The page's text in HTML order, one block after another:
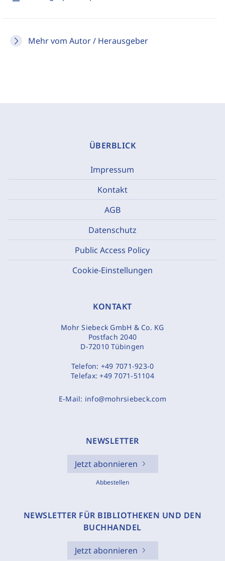
Mehr vom Autor / Herausgeber
ÜBERBLICK
Impressum
Kontakt
AGB
Datenschutz
Public Access Policy
Cookie-Einstellungen
KONTAKT
Mohr Siebeck GmbH & Co. KG
Postfach 2040
D-72010 Tübingen
Telefon: +49 7071-923-0
Telefax:+49 7071-51104
E-Mail: info@mohrsiebeck.com
NEWSLETTER
Jetzt abonnieren
Abbestellen
NEWSLETTER FÜR BIBLIOTHEKEN UND DEN
BUCHHANDEL
Jetzt abonnieren